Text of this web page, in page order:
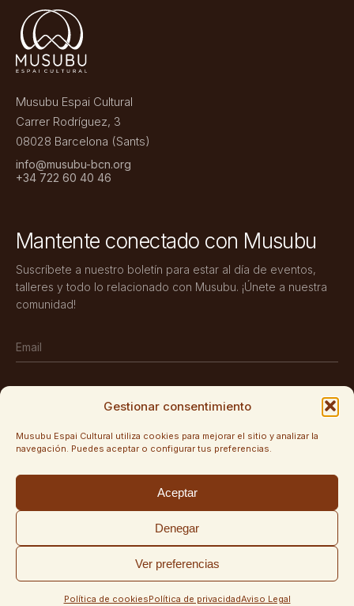
Gestionar consentimiento
Musubu Espai Cultural utiliza cookies para mejorar el sitio y analizar la
navegación. Puedes aceptar o configurar tus preferencias.
Aceptar
Denegar
Ver preferencias
Política de cookiesPolítica de privacidadAviso Legal
Musubu Espai Cultural
Carrer Rodríguez, 3
08028 Barcelona (Sants)
info@musubu-bcn.org
+34 722 60 40 46
Mantente conectado con Musubu
Suscríbete a nuestro boletín para estar al día de eventos,
talleres y todo lo relacionado con Musubu. ¡Únete a nuestra
comunidad!
SÍGUENOS
POLÍTICA DE PRIVACIDADPOLÍTICA DE COOKIESAVISO LEGAL